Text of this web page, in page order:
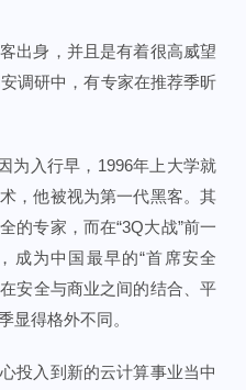
出身，并且是有着很高威望
调研中，有专家在推荐季昕
为入行早，1996年上大学就
，他被视为第一代黑客。其
的专家，而在“3Q大战”前一
成为中国最早的“首席安全
安全与商业之间的结合、平
显得格外不同。
投入到新的云计算事业当中